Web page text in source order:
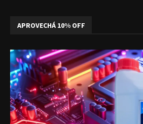
APROVECHÁ 10% OFF